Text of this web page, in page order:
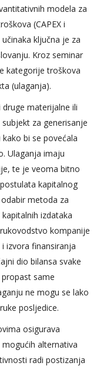
modela za
(CAPEX i
ključna je za
Kroz seminar
kategorije troškova
(ulaganja).
materijalne ili
za generisanje
kako bi se povećala
Ulaganja imaju
te je veoma bitno
kapitalnog
metoda za
izdataka
kompanije
izvora finansiranja
dio bilansa svake
same
ne mogu se lako
posljedice.
osigurava
alternativa
radi postizanja